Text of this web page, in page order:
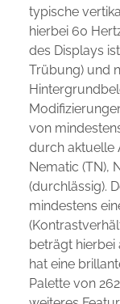
typische
hierbei 60
des Displays
Trübung) und
von
durch aktuelle
Nematic (TN),
(durchlässig).
mindestens
beträgt hierbei
hat eine
Palette von